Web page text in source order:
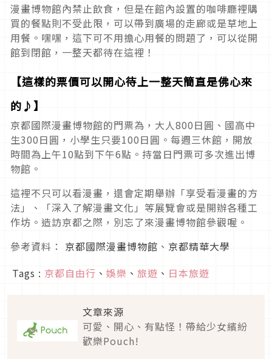
漫畫博物館內禁止飲食，但是在館內設置的咖啡廳裡購
買的餐點則不受此限，可以帶到廣場的走廊或是草地上
用餐。嘿嘿，這下可不用擔心用餐的問題了，可以從開
館到閉館，一整天都待在這裡！
【這樣的票價可以開心待上一整天簡直是佛心來
的♪】
京都國際漫畫博物館的門票為，大人800日圓、國高中
生300日圓，小學生只要100日圓。每週三休館，開放
時間為上午10點到下午6點。持當日門票可多次進出博
物館。
這裡不只可以看漫畫，還會定期舉辦「享受看漫畫的方
法」、「深入了解漫畫文化」等展覽會或是開辦各種工
作坊。造訪京都之際，別忘了來漫畫博物館參觀喔。
參考資料： 京都國際漫畫博物館 、 京都精華大學
Tags : 京都自由行 、 娛樂 、 旅遊 、 日本旅遊
文章來源
可愛、開心、有點怪！帶給少女繽紛
歡樂Pouch!